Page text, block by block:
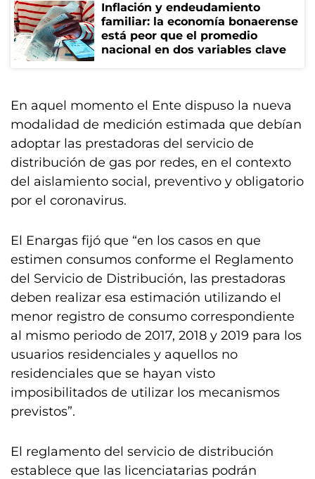
Inflación y endeudamiento
familiar: la economía bonaerense
está peor que el promedio
nacional en dos variables clave
En aquel momento el Ente dispuso la nueva
modalidad de medición estimada que debían
adoptar las prestadoras del servicio de
distribución de gas por redes, en el contexto
del aislamiento social, preventivo y obligatorio
por el coronavirus.
El Enargas fijó que “en los casos en que
estimen consumos conforme el Reglamento
del Servicio de Distribución, las prestadoras
deben realizar esa estimación utilizando el
menor registro de consumo correspondiente
al mismo periodo de 2017, 2018 y 2019 para los
usuarios residenciales y aquellos no
residenciales que se hayan visto
imposibilitados de utilizar los mecanismos
previstos”.
El reglamento del servicio de distribución
establece que las licenciatarias podrán